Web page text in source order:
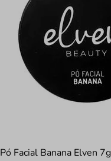
Pó Facial Banana Elven 7g